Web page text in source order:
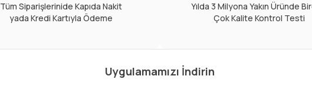
Tüm Siparişlerinide Kapıda Nakit
yada Kredi Kartıyla Ödeme
Yılda 3 Milyona Yakın Üründe
Çok Kalite Kontrol Testi
Uygulamamızı İndirin